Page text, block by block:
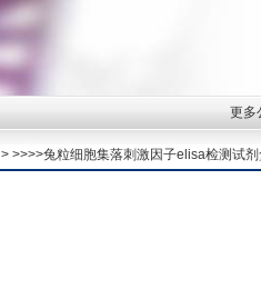
更多
> >>>>兔粒细胞集落刺激因子elisa检测试剂